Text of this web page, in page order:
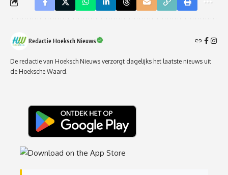
Redactie Hoeksch Nieuws
De redactie van Hoeksch Nieuws verzorgt dagelijks het laatste nieuws uit
de Hoeksche Waard.